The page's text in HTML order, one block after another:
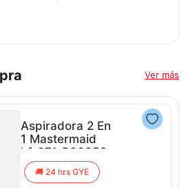
las boquillas para mascotas,
permiten recoger pelos de perros
PowerBOOST para suciedad
de litio aporta autonomía
La tecnología ciclónica ayuda a
prolongando la vida útil del filtro
2 años, esta solución compacta
doméstico frecuente y maneja con
suciedad en diferentes superficies.
Ver más
Aspiradora 2 En
1 Mastermaid
Lf-07A P86352
| 1,2 Litros 1000
Watts Color
24 hrs GYE